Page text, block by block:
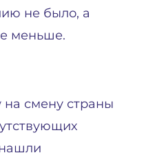
не было, а
меньше.
на смену страны